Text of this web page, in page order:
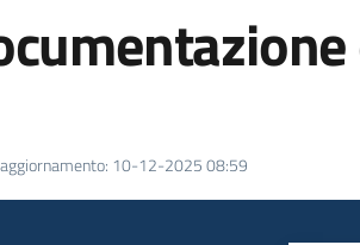
: 10-12-2025 08:59